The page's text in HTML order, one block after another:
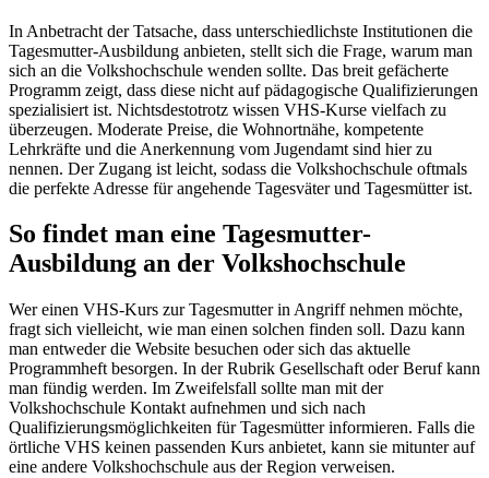
In Anbetracht der Tatsache, dass unterschiedlichste Institutionen die
Tagesmutter-Ausbildung anbieten, stellt sich die Frage, warum man
sich an die Volkshochschule wenden sollte. Das breit gefächerte
Programm zeigt, dass diese nicht auf pädagogische Qualifizierungen
spezialisiert ist. Nichtsdestotrotz wissen VHS-Kurse vielfach zu
überzeugen. Moderate Preise, die Wohnortnähe, kompetente
Lehrkräfte und die Anerkennung vom Jugendamt sind hier zu
nennen. Der Zugang ist leicht, sodass die Volkshochschule oftmals
die perfekte Adresse für angehende Tagesväter und Tagesmütter ist.
So findet man eine Tagesmutter-
Ausbildung an der Volkshochschule
Wer einen VHS-Kurs zur Tagesmutter in Angriff nehmen möchte,
fragt sich vielleicht, wie man einen solchen finden soll. Dazu kann
man entweder die Website besuchen oder sich das aktuelle
Programmheft besorgen. In der Rubrik Gesellschaft oder Beruf kann
man fündig werden. Im Zweifelsfall sollte man mit der
Volkshochschule Kontakt aufnehmen und sich nach
Qualifizierungsmöglichkeiten für Tagesmütter informieren. Falls die
örtliche VHS keinen passenden Kurs anbietet, kann sie mitunter auf
eine andere Volkshochschule aus der Region verweisen.